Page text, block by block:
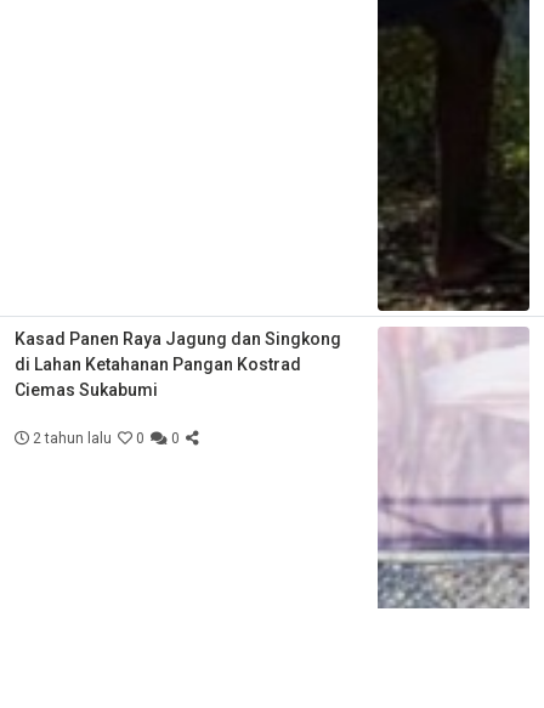
Kasad Panen Raya Jagung dan Singkong
di Lahan Ketahanan Pangan Kostrad
Ciemas Sukabumi
2 tahun lalu 0 0